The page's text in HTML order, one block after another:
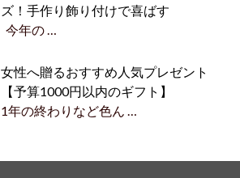
ズ！手作り飾り付けで喜ばす
今年の …
女性へ贈るおすすめ人気プレゼント
【予算1000円以内のギフト】
1年の終わりなど色ん …